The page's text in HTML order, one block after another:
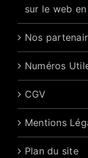
sur le web
Nos
Numéros
CGV
Mentions
Plan du site